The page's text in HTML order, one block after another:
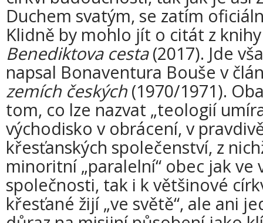
Duchem svatým, se zatím
Klidně by mohlo jít o citát z
Benediktova cesta(2017). Jde
napsal Bonaventura Bouše v
zemích českých (1970/1971).
tom, co lze nazvat „teologií
východisko v obrácení, v
křesťanských společenství, z
minoritní „paralelní“ obec jak ve
společnosti, tak i k většinové
křesťané žijí „ve světě“, ale ani